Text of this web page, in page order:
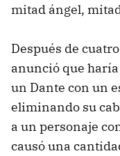
mitad ángel,
Después de
anunció que
un Dante con un
eliminando su
a un personaje
causó una